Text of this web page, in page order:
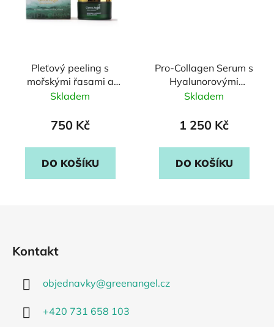
Pleťový peeling s
mořskými řasami a
meruňkou
Skladem
750 Kč
DO KOŠÍKU
Pro-Collagen Serum s
Hyalunorovými
kuličkami
Skladem
1 250 Kč
DO KOŠÍKU
Kontakt
objednavky@greenangel.cz
+420 731 658 103